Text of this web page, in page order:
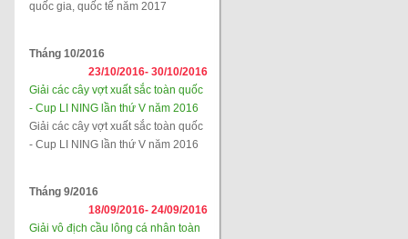
quốc gia, quốc tế năm 2017
Tháng 10/2016
23/10/2016- 30/10/2016
Giải các cây vợt xuất sắc toàn quốc
- Cup LI NING lần thứ V năm 2016
Giải các cây vợt xuất sắc toàn quốc
- Cup LI NING lần thứ V năm 2016
Tháng 9/2016
18/09/2016- 24/09/2016
Giải vô địch cầu lông cá nhân toàn